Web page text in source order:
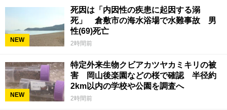
NEW
死因は「内因性の疾患に起因する溺
死」 倉敷市の海水浴場で水難事故 男
性(69)死亡
2時間前
NEW
特定外来生物クビアカツヤカミキリの被
害 岡山後楽園などの桜で確認 半径約
2km以内の学校や公園を調査へ
2時間前